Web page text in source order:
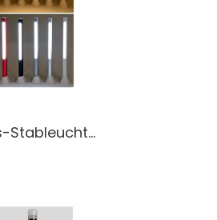
Stableucht...